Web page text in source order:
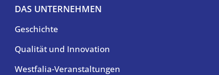
DAS UNTERNEHMEN
Geschichte
Qualität und Innovation
Westfalia-Veranstaltungen